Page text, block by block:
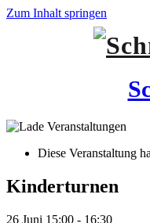
Zum Inhalt springen
Diese Veranstaltung
Kinderturnen
26 Juni 15:00 - 16:30